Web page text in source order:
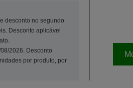
desconto no segundo
Desconto aplicável
2026. Desconto
por produto, por